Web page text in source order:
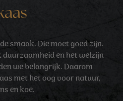
smaak. Die moet goed zijn.
en het welzijn
we belangrijk. Daarom
met het oog voor natuur,
en koe.